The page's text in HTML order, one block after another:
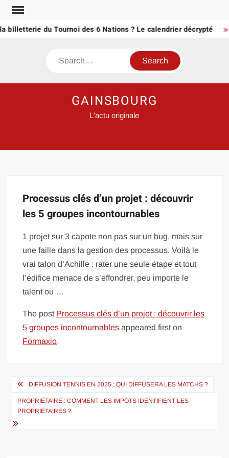
Skip
content
billetterie du Tournoi des 6 Nations ? Le calendrier décrypté
Search
GAINSBOURG
L'actu originale
Processus clés d’un projet : découvrir
les 5 groupes incontournables
1 projet sur 3 capote non pas sur un bug, mais sur
une faille dans la gestion des processus. Voilà le
vrai talon d’Achille : rater une seule étape et tout
l’édifice menace de s’effondrer, peu importe le
talent ou …
The post Processus clés d’un projet : découvrir les
5 groupes incontournables appeared first on
Formaxio.
Navigation
de
l’article
DIFFUSION TENNIS EN 2025 : QUI DIFFUSERA LES MATCHS ?
PROPRIÉTAIRE : COMMENT LES IMPÔTS IDENTIFIENT LES
PROPRIÉTAIRES ?